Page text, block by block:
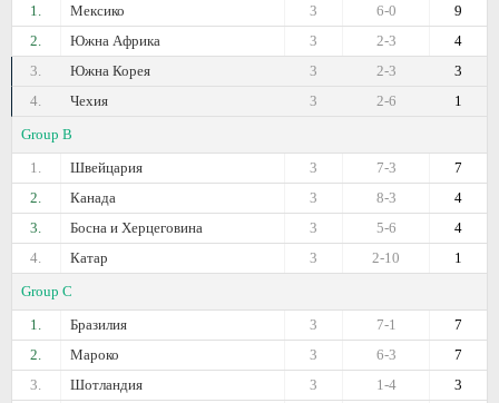
1.
Мексико 9
6-0
3
2.
Южна Африка 4
2-3
3
3.
Южна Корея 3
2-3
3
4.
Чехия 1
2-6
3
Group B
1.
Швейцария 7
7-3
3
2.
Канада 4
8-3
3
3.
Босна и Херцеговина 4
5-6
3
4.
Катар 1
2-10
3
Group C
1.
Бразилия 7
7-1
3
2.
Мароко 7
6-3
3
3.
Шотландия 3
1-4
3